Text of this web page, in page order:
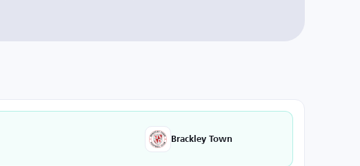
Brackley Town